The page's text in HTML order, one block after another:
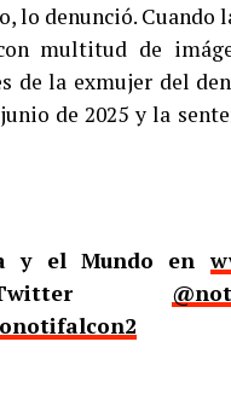
lo denunció. Cuando
multitud de
de la exmujer del
de 2025 y la
y el Mundo en